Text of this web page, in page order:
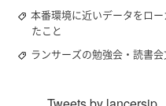
本番環境に近いデータをロ
たこと
ランサーズの勉強会・読書